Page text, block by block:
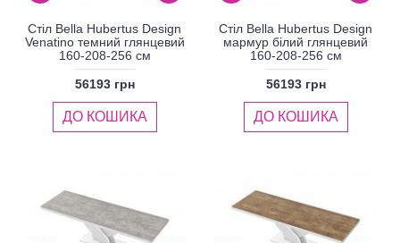
Стіл Bella Hubertus Design
Venatino темний глянцевий
160-208-256 см
56193 грн
ДО КОШИКА
Стіл Bella Hubertus Design
мармур білий глянцевий
160-208-256 см
56193 грн
ДО КОШИКА